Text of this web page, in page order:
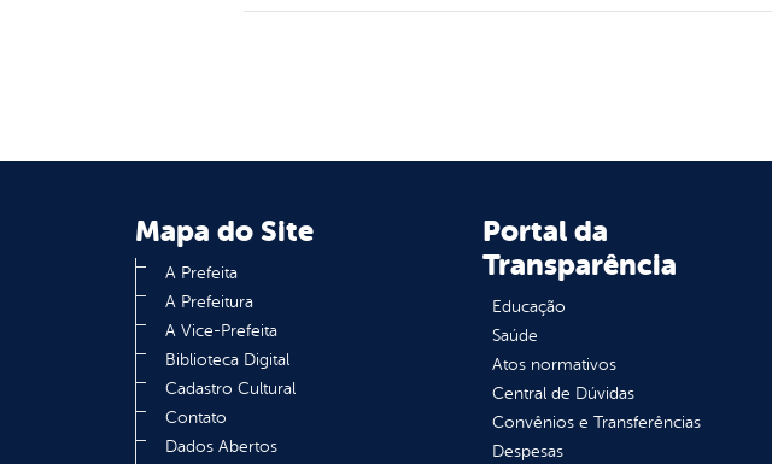
Mapa do Site
A Prefeita
A Prefeitura
A Vice-Prefeita
Biblioteca Digital
Cadastro Cultural
Contato
Dados Abertos
Portal da
Transparência
Educação
Saúde
Atos normativos
Central de Dúvidas
Convênios e Transferências
Despesas